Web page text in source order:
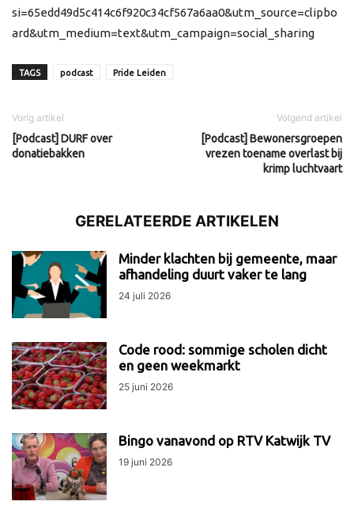
si=65edd49d5c414c6f920c34cf567a6aa0&utm_source=clipbo
ard&utm_medium=text&utm_campaign=social_sharing
TAGS podcast Pride Leiden
Vorig artikel
[Podcast] DURF over
donatiebakken
Volgend artikel
[Podcast] Bewonersgroepen
vrezen toename overlast bij
krimp luchtvaart
GERELATEERDE ARTIKELEN
Minder klachten bij gemeente, maar
afhandeling duurt vaker te lang
24 juli 2026
Code rood: sommige scholen dicht
en geen weekmarkt
25 juni 2026
Bingo vanavond op RTV Katwijk TV
19 juni 2026